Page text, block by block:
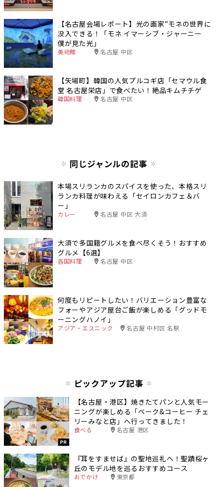
【名古屋会場レポート】光の画家”モネの世界に
没入できる！「モネ イマーシブ・ジャーニー
僕が見た光」
美術館 名古屋 中区
【矢場町】韓国の人気プルコギ店「セマウル食
堂 名古屋栄店」で食べたい！絶品キムチチゲ
韓国料理 名古屋 中区
同じジャンルの記事
本場スリランカのスパイスを使った、本格スリ
ランカ料理が味わえる「セイロンカフェ＆バ
ー」
カレー 名古屋 中区 大須
大須で多国籍グルメを食べ尽くそう！おすすめ
グルメ【6選】
各国料理 名古屋 中区
何度もリピートしたい！バリエーション豊富な
フォーやアジア屋台ご飯が楽しめる「グッドモ
ーニングハノイ」
アジア・エスニック 名古屋 中村区 名駅
ピックアップ記事
PR
【名古屋・港区】焼きたてパンと人気モー
ニングが楽しめる「ベーク&コーヒー チェ
リーみなと店」へ行ってきました！
食べる 名古屋 港区
『耳をすませば』の聖地巡礼へ！聖蹟桜ヶ
丘のモデル地を巡るおすすめコース
おでかけ 東京都